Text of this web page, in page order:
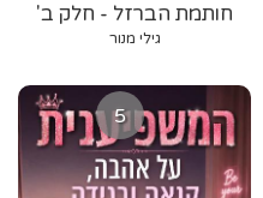
חותמת הברזל - חלק ב'
גילי מנור
5